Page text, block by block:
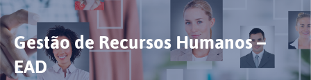
Gestão de Recursos Humanos –
EAD